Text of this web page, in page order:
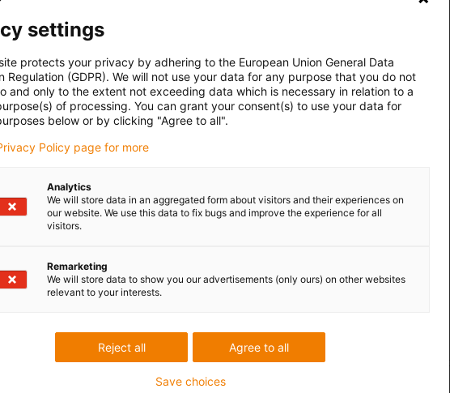
CFRIP®
50% time
You can
settings
protects your privacy by adhering to the European Union General Data
Regulation (GDPR). We will not use your data for any purpose that you do not
and only to the extent not exceeding data which is necessary in relation to a
of processing. You can grant your consent(s) to use your data for
below or by clicking "Agree to all".
Policy page for more
Analytics
We will store data in an aggregated form about visitors and their experiences on
our website. We use this data to fix bugs and improve the experience for all
visitors.
Remarketing
We will store data to show you our advertisements (only ours) on other websites
relevant to your interests.
Agree to all
Reject all
Save choices